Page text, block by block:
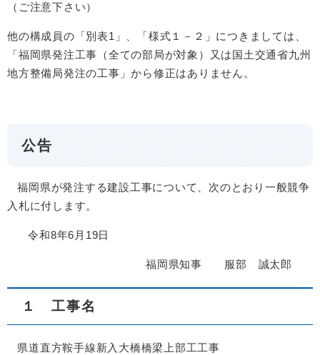
（ご注意下さい）
他の構成員の「別表1」、「様式１－２」につきましては、
「福岡県発注工事（全ての部局が対象）又は国土交通省九州
地方整備局発注の工事」から修正はありません。
公告
福岡県が発注する建設工事について、次のとおり一般競争
入札に付します。
令和8年6月19日
福岡県知事 服部 誠太郎
１ 工事名
県道直方鞍手線新入大橋橋梁上部工工事